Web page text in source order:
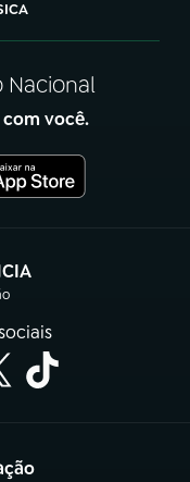
Nacional
com você.
nova aba)